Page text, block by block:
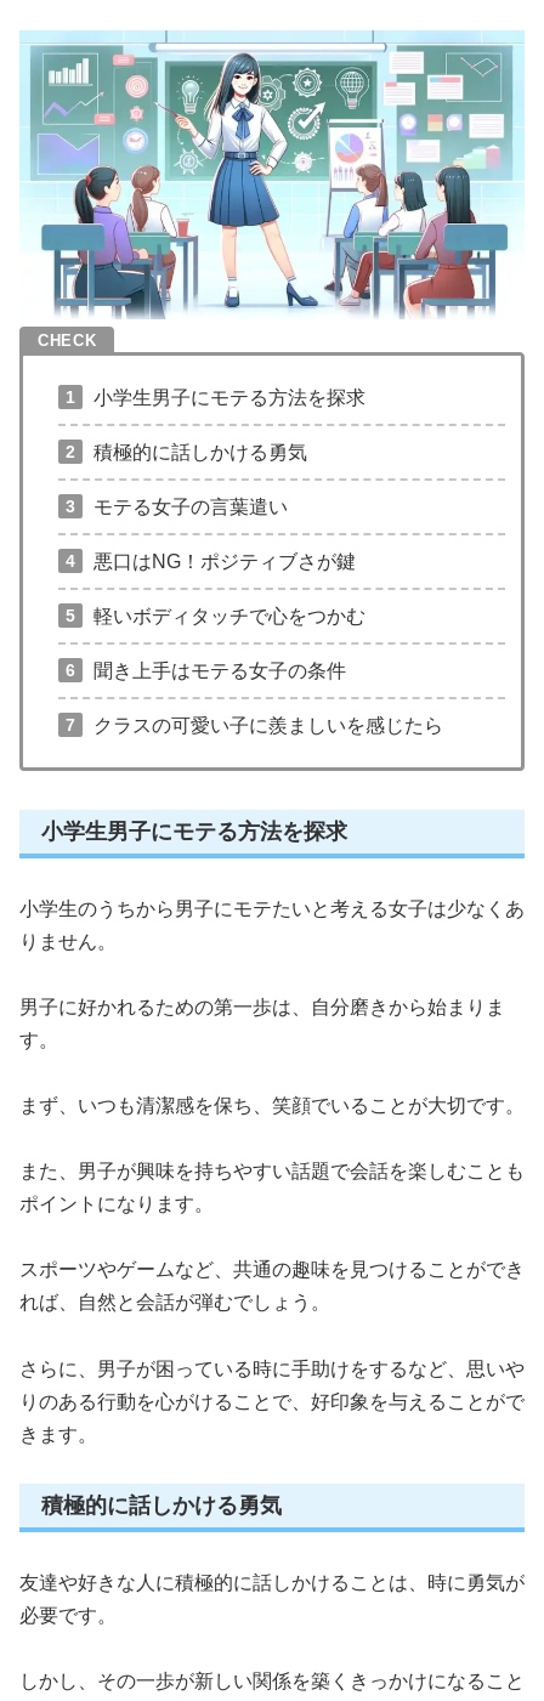
小学生男子にモテる方法を探求
積極的に話しかける勇気
モテる女子の言葉遣い
悪口はNG！ポジティブさが鍵
軽いボディタッチで心をつかむ
聞き上手はモテる女子の条件
クラスの可愛い子に羨ましいを感じたら
小学生男子にモテる方法を探求
小学生のうちから男子にモテたいと考える女子は少なくあ
りません。
男子に好かれるための第一歩は、自分磨きから始まりま
す。
まず、いつも清潔感を保ち、笑顔でいることが大切です。
また、男子が興味を持ちやすい話題で会話を楽しむことも
ポイントになります。
スポーツやゲームなど、共通の趣味を見つけることができ
れば、自然と会話が弾むでしょう。
さらに、男子が困っている時に手助けをするなど、思いや
りのある行動を心がけることで、好印象を与えることがで
きます。
積極的に話しかける勇気
友達や好きな人に積極的に話しかけることは、時に勇気が
必要です。
しかし、その一歩が新しい関係を築くきっかけになること